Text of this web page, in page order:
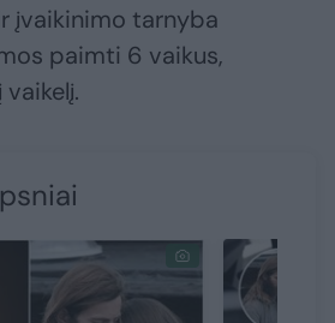
įvaikinimo tarnyba
paimti 6 vaikus,